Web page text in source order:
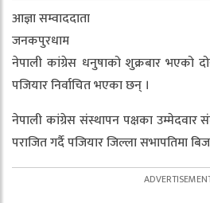
आज्ञा सम्वाददाता
जनकपुरधाम
नेपाली कांग्रेस धनुषाको शुक्रबार भएको
पजियार निर्वाचित भएका छन् ।
नेपाली कांग्रेस संस्थापन पक्षका उम्मेदवार
पराजित गर्दै पजियार जिल्ला सभापतिमा